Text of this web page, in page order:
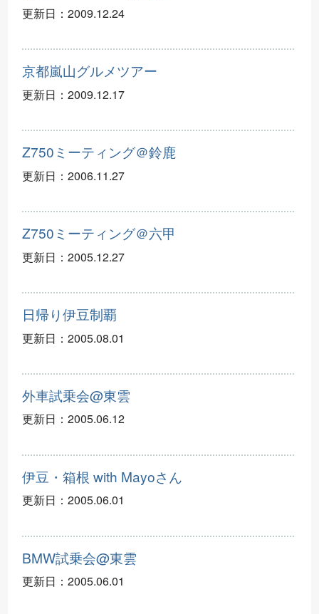
更新日： 2009.12.24
京都嵐山グルメツアー
更新日： 2009.12.17
Z750ミーティング＠鈴鹿
更新日： 2006.11.27
Z750ミーティング＠六甲
更新日： 2005.12.27
日帰り伊豆制覇
更新日： 2005.08.01
外車試乗会@東雲
更新日： 2005.06.12
伊豆・箱根 with Mayoさん
更新日： 2005.06.01
BMW試乗会@東雲
更新日： 2005.06.01